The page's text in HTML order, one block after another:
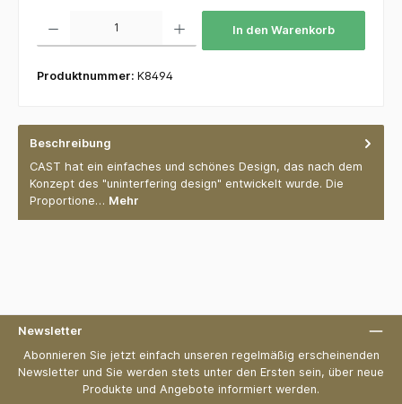
In den Warenkorb
Produktnummer: K8494
Beschreibung
CAST hat ein einfaches und schönes Design, das nach dem
Konzept des "uninterfering design" entwickelt wurde. Die
Proportione… Mehr
Newsletter
Abonnieren Sie jetzt einfach unseren regelmäßig erscheinenden
Newsletter und Sie werden stets unter den Ersten sein, über neue
Produkte und Angebote informiert werden.